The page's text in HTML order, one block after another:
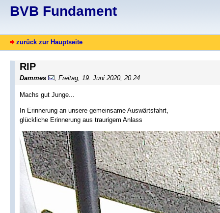
BVB Fundament
zurück zur Hauptseite
RIP
Dammes , Freitag, 19. Juni 2020, 20:24
Machs gut Junge...
In Erinnerung an unsere gemeinsame Auswärtsfahrt,
glückliche Erinnerung aus traurigem Anlass